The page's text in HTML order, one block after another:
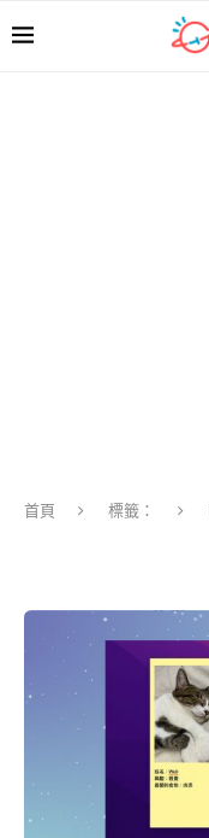
首頁 標籤：